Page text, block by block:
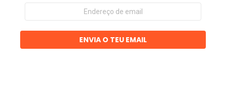
Endereço
email
ENVIA O TEU EMAIL